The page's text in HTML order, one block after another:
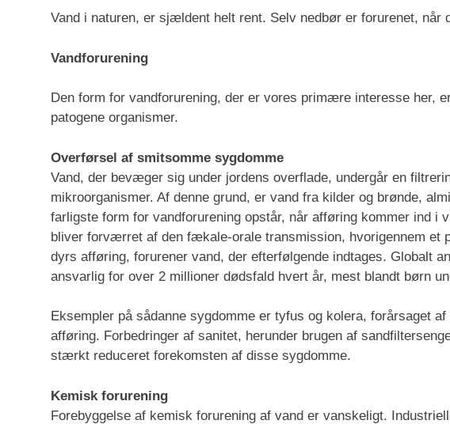
Vand i naturen, er sjældent helt rent. Selv nedbør er forurenet, når
Vandforurening
Den form for vandforurening, der er vores primære interesse her,
patogene organismer.
Overførsel af smitsomme sygdomme
Vand, der bevæger sig under jordens overflade, undergår en
mikroorganismer. Af denne grund, er vand fra kilder og brønde,
farligste form for vandforurening opstår, når afføring kommer ind i
bliver forværret af den fækale-orale transmission, hvorigennem et
dyrs afføring, forurener vand, der efterfølgende indtages. Globalt
ansvarlig for over 2 millioner dødsfald hvert år, mest blandt børn
Eksempler på sådanne sygdomme er tyfus og kolera, forårsaget
afføring. Forbedringer af sanitet, herunder brugen af
stærkt reduceret forekomsten af disse sygdomme.
Kemisk forurening
Forebyggelse af kemisk forurening af vand er vanskeligt.